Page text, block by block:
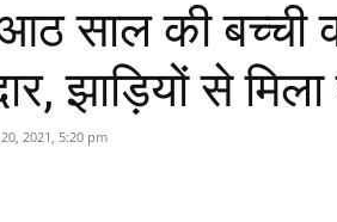
आठ साल की
झाड़ियों से
2021, 5:20 pm